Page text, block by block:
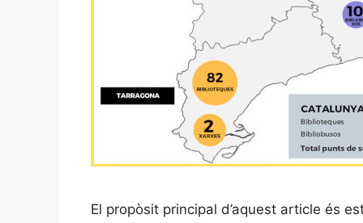
El propòsit principal d’aquest article és